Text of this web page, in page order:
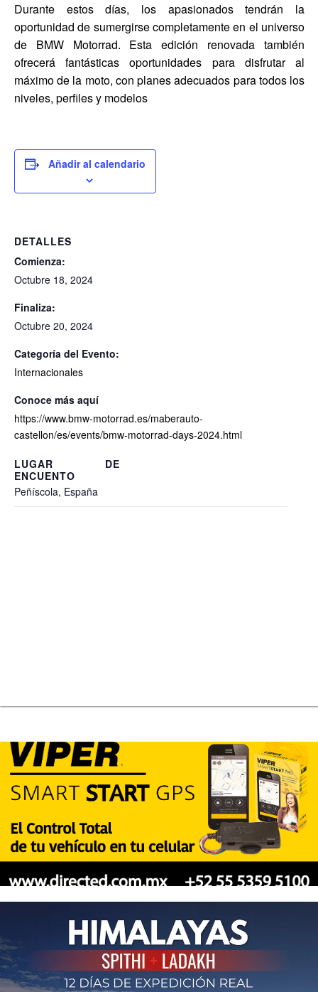
Durante estos días, los apasionados tendrán la
oportunidad de sumergirse completamente en el universo
de BMW Motorrad. Esta edición renovada también
ofrecerá fantásticas oportunidades para disfrutar al
máximo de la moto, con planes adecuados para todos los
niveles, perfiles y modelos
Añadir al calendario
DETALLES
Comienza:
Octubre 18, 2024
Finaliza:
Octubre 20, 2024
Categoría del Evento:
Internacionales
https://www.bmw-motorrad.es/maberauto-
castellon/es/events/bmw-motorrad-days-2024.html
Peñíscola, España